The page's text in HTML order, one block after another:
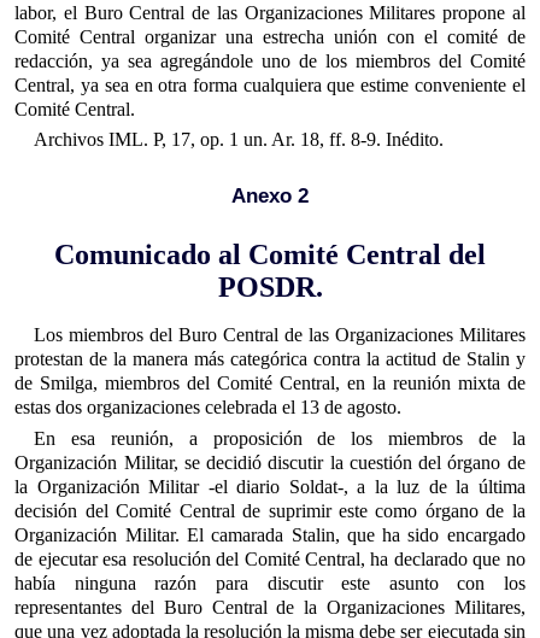
labor, el Buro Central de las Organizaciones Militares propone al
Comité Central organizar una estrecha unión con el comité de
redacción, ya sea agregándole uno de los miembros del Comité
Central, ya sea en otra forma cualquiera que estime conveniente el
Comité Central.
Archivos IML. P, 17, op. 1 un. Ar. 18, ff. 8-9. Inédito.
Anexo 2
Comunicado al Comité Central del
POSDR.
Los miembros del Buro Central de las Organizaciones Militares
protestan de la manera más categórica contra la actitud de Stalin y
de Smilga, miembros del Comité Central, en la reunión mixta de
estas dos organizaciones celebrada el 13 de agosto.
En esa reunión, a proposición de los miembros de la
Organización Militar, se decidió discutir la cuestión del órgano de
la Organización Militar -el diario Soldat-, a la luz de la última
decisión del Comité Central de suprimir este como órgano de la
Organización Militar. El camarada Stalin, que ha sido encargado
de ejecutar esa resolución del Comité Central, ha declarado que no
había ninguna razón para discutir este asunto con los
representantes del Buro Central de la Organizaciones Militares,
que una vez adoptada la resolución la misma debe ser ejecutada sin